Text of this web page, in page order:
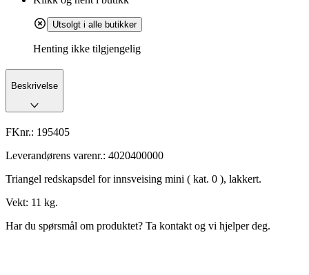
Utsolgt i alle butikker
Henting ikke tilgjengelig
Beskrivelse
FKnr.: 195405
Leverandørens varenr.: 4020400000
Triangel redskapsdel for innsveising mini ( kat. 0 ), lakkert.
Vekt: 11 kg.
Har du spørsmål om produktet? Ta kontakt og vi hjelper deg.